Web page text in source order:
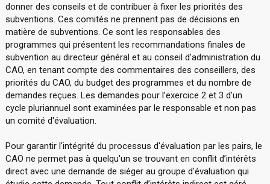
donner des conseils et de contribuer à fixer les priorités des
subventions. Ces comités ne prennent pas de décisions en
matière de subventions. Ce sont les responsables des
programmes qui présentent les recommandations finales de
subvention au directeur général et au conseil d'administration du
CAO, en tenant compte des commentaires des conseillers, des
priorités du CAO, du budget des programmes et du nombre de
demandes reçues. Les demandes pour l’exercice 2 et 3 d’un
cycle pluriannuel sont examinées par le responsable et non pas
un comité d'évaluation.
Pour garantir l'intégrité du processus d'évaluation par les pairs, le
CAO ne permet pas à quelqu'un se trouvant en conflit d’intérêts
direct avec une demande de siéger au groupe d'évaluation qui